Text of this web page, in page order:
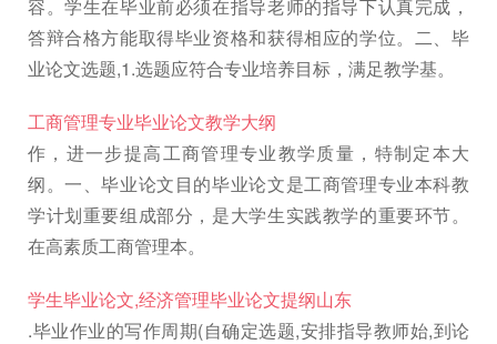
容。学生在毕业前必须在指导老师的指导下认真完成，
答辩合格方能取得毕业资格和获得相应的学位。二、毕
业论文选题,1.选题应符合专业培养目标，满足教学基。
工商管理专业毕业论文教学大纲
作，进一步提高工商管理专业教学质量，特制定本大
纲。一、毕业论文目的毕业论文是工商管理专业本科教
学计划重要组成部分，是大学生实践教学的重要环节。
在高素质工商管理本。
学生毕业论文,经济管理毕业论文提纲山东
.毕业作业的写作周期(自确定选题,安排指导教师始,到论